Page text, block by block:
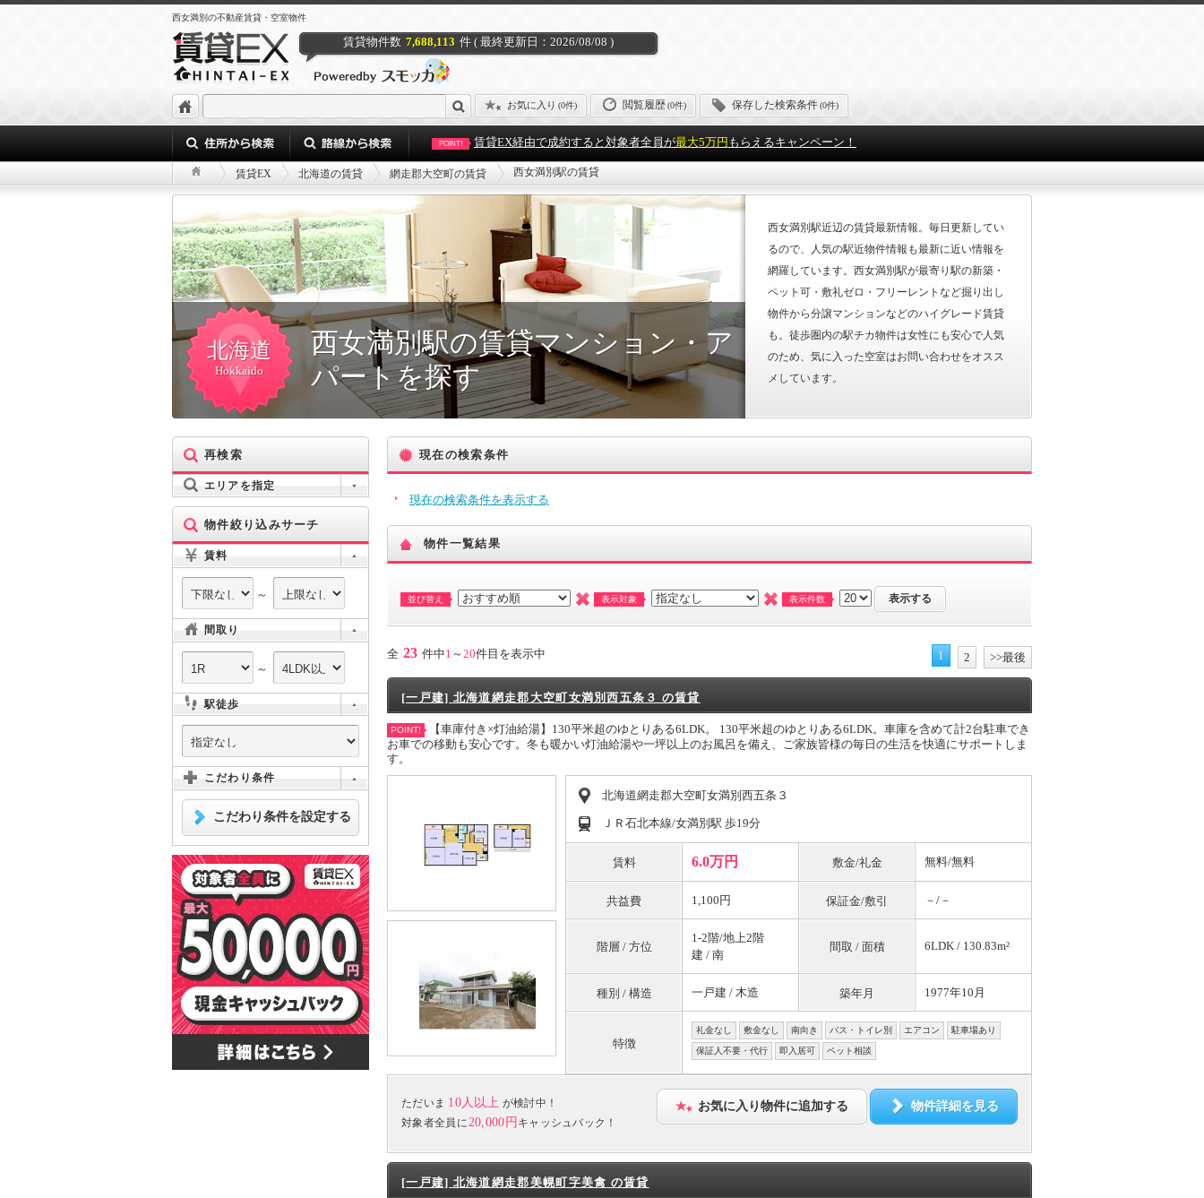
西女満別の不動産賃貸・空室物件
賃貸物件数 7,688,113 件 ( 最終更新日：2026/08/08 )
お気に入り (0件) 閲覧履歴(0件) 保存した検索条件(0件)
POINT! 賃貸EX経由で成約すると対象者全員が最大5万円 もらえるキャンペーン！
賃貸EX 北海道の賃貸 網走郡大空町の賃貸 西女満別駅の賃貸
北海道
Hokkaido
西女満別駅の賃貸マンション・ア
パートを探す
西女満別駅近辺の賃貸最新情報。毎日更新してい
るので、人気の駅近物件情報も最新に近い情報を
網羅しています。西女満別駅が最寄り駅の新築・
ペット可・敷礼ゼロ・フリーレントなど掘り出し
物件から分譲マンションなどのハイグレード賃貸
も。徒歩圏内の駅チカ物件は女性にも安心で人気
のため、気に入った空室はお問い合わせをオスス
メしています。
再検索
エリアを指定
物件絞り込みサーチ
賃料
～
間取り
～
駅徒歩
こだわり条件
こだわり条件を設定する
現在の検索条件
現在の検索条件を表示する
物件一覧結果
並び替え 表示対象 表示件数
全 23 件中1 ～ 20件目を表示中 1 2 >>最後
[一戸建] 北海道網走郡大空町女満別西五条３ の賃貸
POINT!
【車庫付き×灯油給湯】130平米超のゆとりある6LDK。 130平米超のゆとりある6LDK。車庫を含めて計2台駐車でき
お車での移動も安心です。冬も暖かい灯油給湯や一坪以上のお風呂を備え、ご家族皆様の毎日の生活を快適にサポートしま
す。
北海道網走郡大空町女満別西五条３
ＪＲ石北本線/女満別駅 歩19分
賃料 6.0万円 敷金/礼金 無料/無料
共益費 1,100円 保証金/敷引 －/－
階層 / 方位
1-2階/地上2階
建 / 南
間取 / 面積 6LDK / 130.83m²
種別 / 構造 一戸建 / 木造 築年月 1977年10月
特徴
礼金なし 敷金なし 南向き バス・トイレ別 エアコン 駐車場あり
保証人不要・代行 即入居可 ペット相談
ただいま 10人以上 が検討中！
対象者全員に20,000円 キャッシュバック！
お気に入り物件に追加する 物件詳細を見る
[一戸建] 北海道網走郡美幌町字美禽 の賃貸